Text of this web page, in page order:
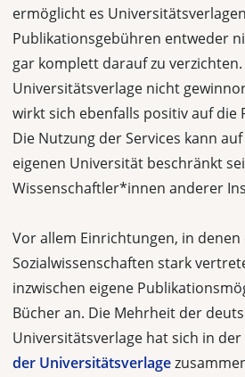
ermöglicht es
Publikationsgebühren entweder
gar komplett darauf zu verzichten.
Universitätsverlage nicht
wirkt sich ebenfalls positiv auf die
Die Nutzung der Services kann
eigenen Universität beschränkt
Wissenschaftler*innen anderer
Vor allem Einrichtungen, in denen
Sozialwissenschaften stark
inzwischen eigene
Bücher an. Die Mehrheit der
Universitätsverlage hat sich in der
der Universitätsverlage